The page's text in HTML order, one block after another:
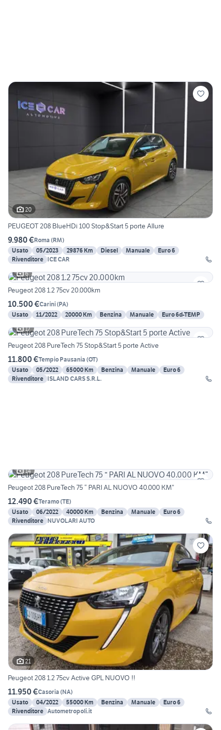
20
PEUGEOT 208 BlueHDi 100 Stop&Start 5 porte Allure
9.980 €Roma (RM)
Usato
05/2023 29876 Km Diesel Manuale
Euro 6
Rivenditore ICE CAR
6
Peugeot 208 1.2 75cv 20.000km
10.500 €Carini(PA)
Usato
11/2022 20000 Km Benzina Manuale
Euro 6d-TEMP
17
Peugeot 208 PureTech 75 Stop&Start 5 porte Active
11.800 €Tempio Pausania (OT)
Usato
05/2022 65000 Km Benzina Manuale
Euro 6
Rivenditore ISLAND CARS S.R.L.
14
Peugeot 208 PureTech 75 “ PARI AL NUOVO 40.000 KM”
12.490 €Teramo(TE)
Usato
06/2022 40000 Km Benzina Manuale
Euro 6
Rivenditore NUVOLARI AUTO
21
Peugeot 208 1.2 75cv Active GPL NUOVO !!
11.950 €Casoria (NA)
Usato
04/2022 55000 Km Benzina Manuale
Euro 6
Rivenditore Autometropoli.it